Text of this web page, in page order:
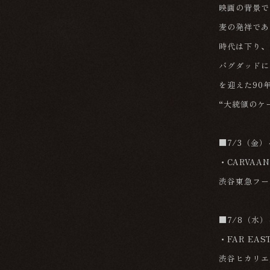
映画の背景
麦の発祥で
時代は下り
バグダッド
を迎えた90
“大統領のケ
■7/3（金）
・
渋谷東急フ
■7/8（水）
・FAR
渋谷ヒカリ